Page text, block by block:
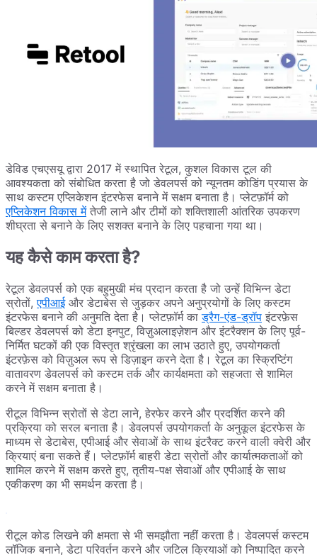
डेविड एचएसयू द्वारा 2017 में स्थापित रेटूल, कुशल विकास टूल की
आवश्यकता को संबोधित करता है जो डेवलपर्स को न्यूनतम कोडिंग प्रयास के
साथ कस्टम एप्लिकेशन इंटरफेस बनाने में सक्षम बनाता है। प्लेटफ़ॉर्म को
एप्लिकेशन विकास मेंतेजी लाने और टीमों को शक्तिशाली आंतरिक उपकरण
शीघ्रता से बनाने के लिए सशक्त बनाने के लिए पहचाना गया था।
यह कैसे काम करता है?
रेटूल डेवलपर्स को एक बहुमुखी मंच प्रदान करता है जो उन्हें विभिन्न डेटा
स्रोतों,एपीआईऔर डेटाबेस से जुड़कर अपने अनुप्रयोगों के लिए कस्टम
इंटरफेस बनाने की अनुमति देता है। प्लेटफ़ॉर्म काड्रैग-एंड-ड्रॉप इंटरफ़ेस
बिल्डर डेवलपर्स को डेटा इनपुट, विज़ुअलाइज़ेशन और इंटरैक्शन के लिए पूर्व-
निर्मित घटकों की एक विस्तृत श्रृंखला का लाभ उठाते हुए, उपयोगकर्ता
इंटरफ़ेस को विज़ुअल रूप से डिज़ाइन करने देता है। रेटूल का स्क्रिप्टिंग
वातावरण डेवलपर्स को कस्टम तर्क और कार्यक्षमता को सहजता से शामिल
करने में सक्षम बनाता है।
रीटूल विभिन्न स्रोतों से डेटा लाने, हेरफेर करने और प्रदर्शित करने की
प्रक्रिया को सरल बनाता है। डेवलपर्स उपयोगकर्ता के अनुकूल इंटरफेस के
माध्यम से डेटाबेस, एपीआई और सेवाओं के साथ इंटरैक्ट करने वाली क्वेरी और
क्रियाएं बना सकते हैं। प्लेटफ़ॉर्म बाहरी डेटा स्रोतों और कार्यात्मकताओं को
शामिल करने में सक्षम करते हुए, तृतीय-पक्ष सेवाओं और एपीआई के साथ
एकीकरण का भी समर्थन करता है।
रीटूल कोड लिखने की क्षमता से भी समझौता नहीं करता है। डेवलपर्स कस्टम
लॉजिक बनाने, डेटा परिवर्तन करने और जटिल क्रियाओं को निष्पादित करने